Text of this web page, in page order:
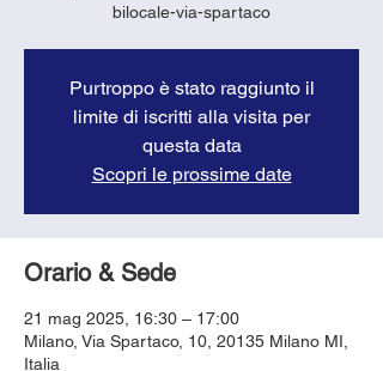
bilocale-via-spartaco
Purtroppo è stato raggiunto il
limite di iscritti alla visita per
questa data
Scopri le prossime date
Orario & Sede
21 mag 2025, 16:30 – 17:00
Milano, Via Spartaco, 10, 20135 Milano MI,
Italia